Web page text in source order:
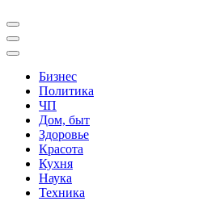
Бизнес
Политика
ЧП
Дом, быт
Здоровье
Красота
Кухня
Наука
Техника